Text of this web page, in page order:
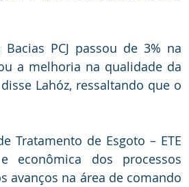
PCJ passou de 3% na
a melhoria na qualidade da
Lahóz, ressaltando que o
Tratamento de Esgoto – ETE
econômica dos processos
avanços na área de comando